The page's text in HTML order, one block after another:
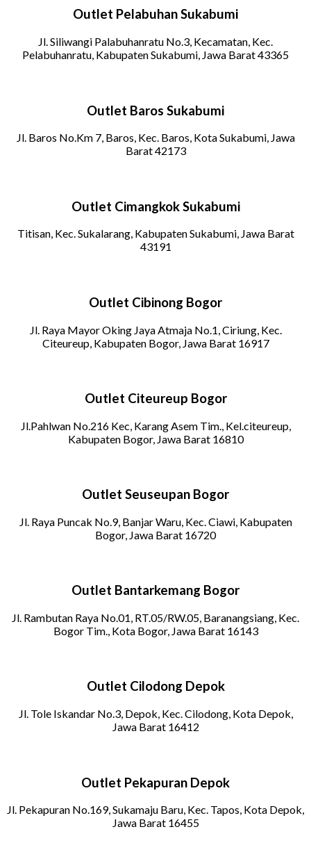
Outlet Pelabuhan Sukabumi
Jl. Siliwangi Palabuhanratu No.3, Kecamatan, Kec.
Pelabuhanratu, Kabupaten Sukabumi, Jawa Barat 43365
Outlet Baros Sukabumi
Jl. Baros No.Km 7, Baros, Kec. Baros, Kota Sukabumi, Jawa
Barat 42173
Outlet Cimangkok Sukabumi
Titisan, Kec. Sukalarang, Kabupaten Sukabumi, Jawa Barat
43191
Outlet Cibinong Bogor
Jl. Raya Mayor Oking Jaya Atmaja No.1, Ciriung, Kec.
Citeureup, Kabupaten Bogor, Jawa Barat 16917
Outlet Citeureup Bogor
Jl.Pahlwan No.216 Kec, Karang Asem Tim., Kel.citeureup,
Kabupaten Bogor, Jawa Barat 16810
Outlet Seuseupan Bogor
Jl. Raya Puncak No.9, Banjar Waru, Kec. Ciawi, Kabupaten
Bogor, Jawa Barat 16720
Outlet Bantarkemang Bogor
Jl. Rambutan Raya No.01, RT.05/RW.05, Baranangsiang, Kec.
Bogor Tim., Kota Bogor, Jawa Barat 16143
Outlet Cilodong Depok
Jl. Tole Iskandar No.3, Depok, Kec. Cilodong, Kota Depok,
Jawa Barat 16412
Outlet Pekapuran Depok
Jl. Pekapuran No.169, Sukamaju Baru, Kec. Tapos, Kota Depok,
Jawa Barat 16455